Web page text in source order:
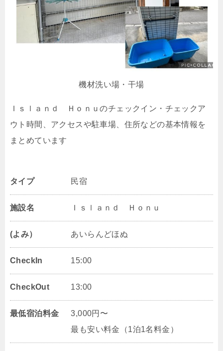
機材洗い場・干場
Ｉｓｌａｎｄ Ｈｏｎｕのチェックイン・チェックア
ウト時間、アクセスや駐車場、住所などの基本情報を
まとめています
タイプ 民宿
施設名 Ｉｓｌａｎｄ Ｈｏｎｕ
(よみ） あいらんどほぬ
CheckIn 15:00
CheckOut 13:00
最低宿泊料金
3,000円〜
最も安い料金（1泊1名料金）